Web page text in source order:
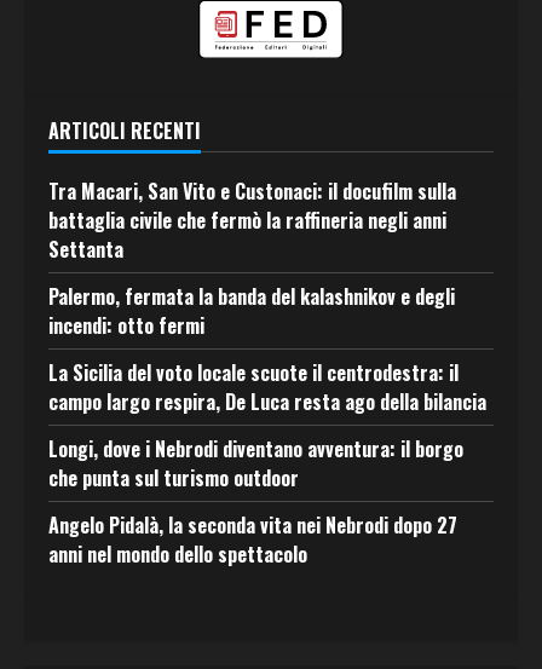
ARTICOLI RECENTI
Tra Macari, San Vito e Custonaci: il docufilm sulla
battaglia civile che fermò la raffineria negli anni
Settanta
Palermo, fermata la banda del kalashnikov e degli
incendi: otto fermi
La Sicilia del voto locale scuote il centrodestra: il
campo largo respira, De Luca resta ago della bilancia
Longi, dove i Nebrodi diventano avventura: il borgo
che punta sul turismo outdoor
Angelo Pidalà, la seconda vita nei Nebrodi dopo 27
anni nel mondo dello spettacolo